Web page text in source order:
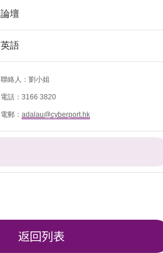
論壇
英語
聯絡人：劉小姐
電話： 3166 3820
電郵： adalau@cyberport.hk
返回列表